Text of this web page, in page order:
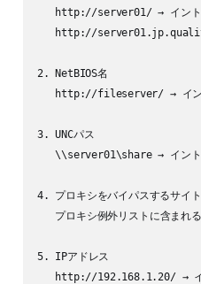
2. NetBIOS名
3. UNCパス
   \\server01\share → イントラネット ✓
4. プロキシをバイパスするサイト
5. IPアドレス